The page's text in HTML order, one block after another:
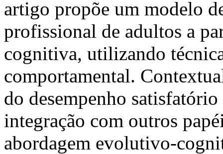
artigo propõe um modelo
profissional de adultos a
cognitiva, utilizando
comportamental.
do desempenho
integração com outros
abordagem evolutivo-